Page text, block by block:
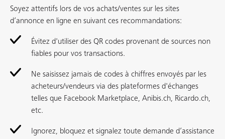
Soyez attentifs lors de vos achats/ventes sur les sites
d’annonce en ligne en suivant ces recommandations:
Évitez d'utiliser des QR codes provenant de sources non
fiables pour vos transactions.
Ne saisissez jamais de codes à chiffres envoyés par les
acheteurs/vendeurs via des plateformes d'échanges
telles que Facebook Marketplace, Anibis.ch, Ricardo.ch,
etc.
Ignorez, bloquez et signalez toute demande d’assistance